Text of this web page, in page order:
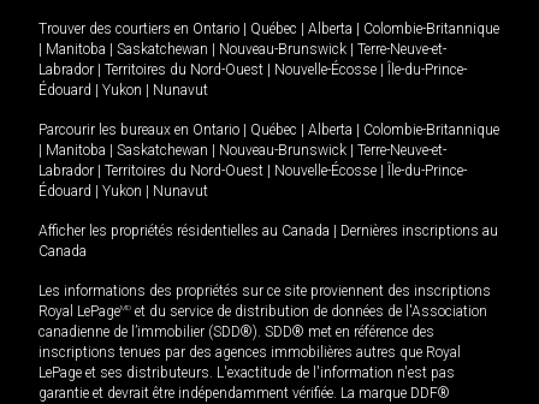
Trouver des courtiers en Ontario Québec Alberta
Colombie-Britannique
Manitoba Saskatchewan Nouveau-Brunswick
Terre-Neuve-et-
Labrador
Territoires du Nord-Ouest Nouvelle-Écosse
Île-du-Prince-
Édouard
Yukon Nunavut
Parcourir les bureaux en Ontario Québec Alberta
Colombie-Britannique
Manitoba Saskatchewan Nouveau-Brunswick
Terre-Neuve-et-
Labrador
Territoires du Nord-Ouest Nouvelle-Écosse
Île-du-Prince-
Édouard
Yukon Nunavut
Afficher les propriétés résidentielles au Canada
Dernières inscriptions au
Canada
Les informations des propriétés sur ce site proviennent des inscriptions
Royal LePageMD et du service de distribution de données de l'Association
canadienne de l’immobilier (SDD®). SDD® met en référence des
inscriptions tenues par des agences immobilières autres que Royal
LePage et ses distributeurs. L'exactitude de l'information n'est pas
garantie et devrait être indépendamment vérifiée. La marque DDF®